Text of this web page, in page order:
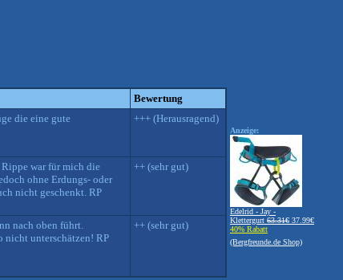
Bewertung
die eine gute
+++ (Herausragend)
war für mich die
ohne Erdungs- oder
nicht geschenkt. RP
++ (sehr gut)
nach oben führt.
nicht unterschätzen! RP
++ (sehr gut)
Anzeige:
Edelrid - Jay -
Klettergurt 63.31€ 37.99€
40% Rabatt
(Bergfreunde.de Shop)